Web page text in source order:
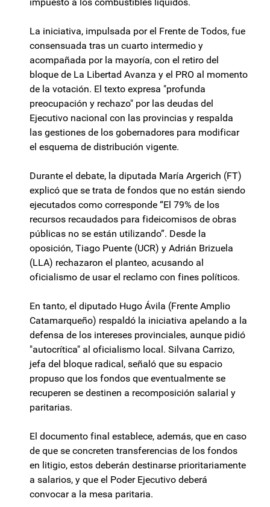
La iniciativa, impulsada por el Frente de Todos, fue
consensuada tras un cuarto intermedio y
acompañada por la mayoría, con el retiro del
bloque de La Libertad Avanza y el PRO al momento
de la votación. El texto expresa "profunda
preocupación y rechazo" por las deudas del
Ejecutivo nacional con las provincias y respalda
las gestiones de los gobernadores para modificar
el esquema de distribución vigente.
Durante el debate, la diputada María Argerich (FT)
explicó que se trata de fondos que no están siendo
ejecutados como corresponde “El 79% de los
recursos recaudados para fideicomisos de obras
públicas no se están utilizando”. Desde la
oposición, Tiago Puente (UCR) y Adrián Brizuela
(LLA) rechazaron el planteo, acusando al
oficialismo de usar el reclamo con fines políticos.
En tanto, el diputado Hugo Ávila (Frente Amplio
Catamarqueño) respaldó la iniciativa apelando a la
defensa de los intereses provinciales, aunque pidió
"autocrítica" al oficialismo local. Silvana Carrizo,
jefa del bloque radical, señaló que su espacio
propuso que los fondos que eventualmente se
recuperen se destinen a recomposición salarial y
paritarias.
El documento final establece, además, que en caso
de que se concreten transferencias de los fondos
en litigio, estos deberán destinarse prioritariamente
a salarios, y que el Poder Ejecutivo deberá
convocar a la mesa paritaria.